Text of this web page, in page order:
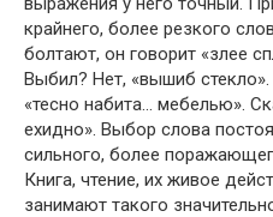
крайнего, более резкого
болтают, он говорит «злее
Выбил? Нет, «вышиб
«тесно набита… мебелью».
ехидно». Выбор слова
сильного, более
Книга, чтение, их живое
занимают такого